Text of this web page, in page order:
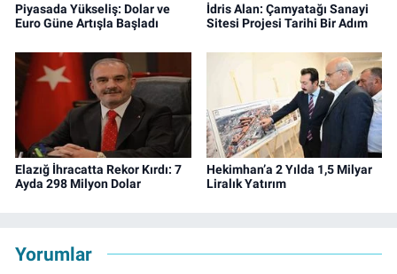
Piyasada Yükseliş: Dolar ve
Euro Güne Artışla Başladı
İdris Alan: Çamyatağı Sanayi
Sitesi Projesi Tarihi Bir Adım
Elazığ İhracatta Rekor Kırdı: 7
Ayda 298 Milyon Dolar
Hekimhan’a 2 Yılda 1,5 Milyar
Liralık Yatırım
Yorumlar